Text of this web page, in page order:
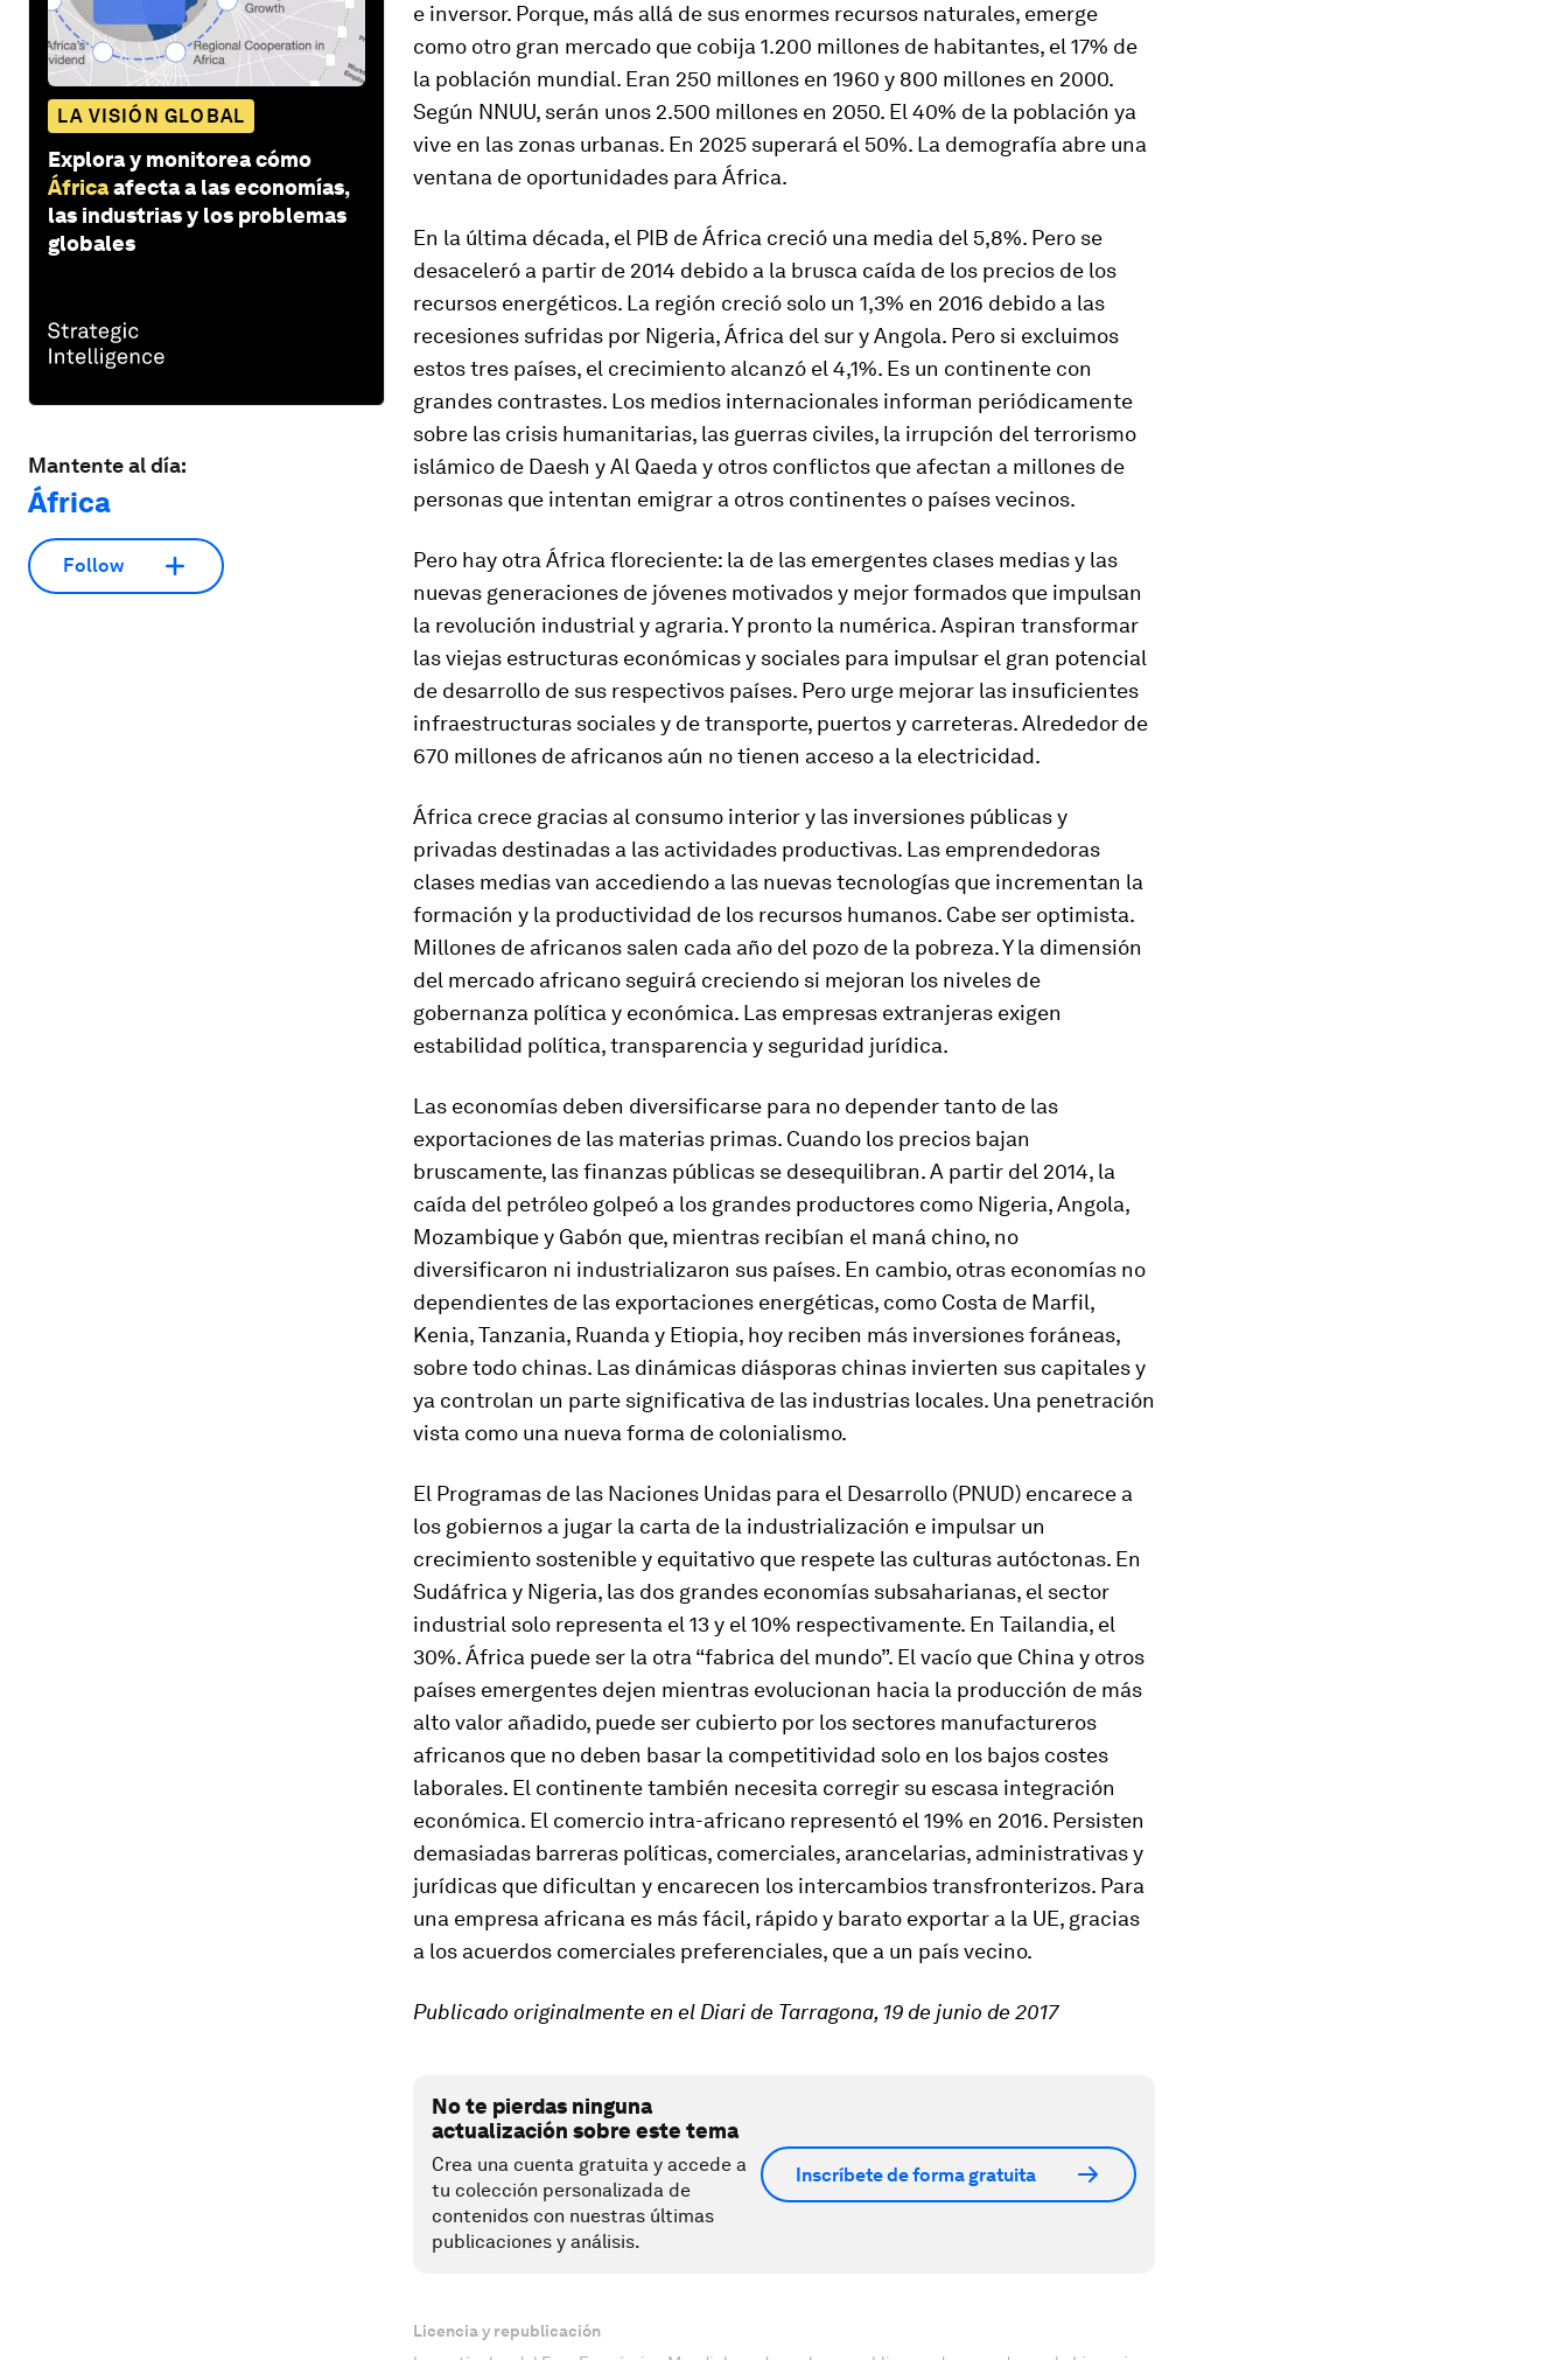
LA VISIÓN GLOBAL
Explora y monitorea cómo
Áfricaafecta a las economías,
las industrias y los problemas
globales
Mantente al día:
África
Follow
e inversor. Porque, más allá de sus enormes recursos naturales, emerge
como otro gran mercado que cobija 1.200 millones de habitantes, el 17% de
la población mundial. Eran 250 millones en 1960 y 800 millones en 2000.
Según NNUU, serán unos 2.500 millones en 2050. El 40% de la población ya
vive en las zonas urbanas. En 2025 superará el 50%. La demografía abre una
ventana de oportunidades para África.
En la última década, el PIB de África creció una media del 5,8%. Pero se
desaceleró a partir de 2014 debido a la brusca caída de los precios de los
recursos energéticos. La región creció solo un 1,3% en 2016 debido a las
recesiones sufridas por Nigeria, África del sur y Angola. Pero si excluimos
estos tres países, el crecimiento alcanzó el 4,1%. Es un continente con
grandes contrastes. Los medios internacionales informan periódicamente
sobre las crisis humanitarias, las guerras civiles, la irrupción del terrorismo
islámico de Daesh y Al Qaeda y otros conflictos que afectan a millones de
personas que intentan emigrar a otros continentes o países vecinos.
Pero hay otra África floreciente: la de las emergentes clases medias y las
nuevas generaciones de jóvenes motivados y mejor formados que impulsan
la revolución industrial y agraria. Y pronto la numérica. Aspiran transformar
las viejas estructuras económicas y sociales para impulsar el gran potencial
de desarrollo de sus respectivos países. Pero urge mejorar las insuficientes
infraestructuras sociales y de transporte, puertos y carreteras. Alrededor de
670 millones de africanos aún no tienen acceso a la electricidad.
África crece gracias al consumo interior y las inversiones públicas y
privadas destinadas a las actividades productivas. Las emprendedoras
clases medias van accediendo a las nuevas tecnologías que incrementan la
formación y la productividad de los recursos humanos. Cabe ser optimista.
Millones de africanos salen cada año del pozo de la pobreza. Y la dimensión
del mercado africano seguirá creciendo si mejoran los niveles de
gobernanza política y económica. Las empresas extranjeras exigen
estabilidad política, transparencia y seguridad jurídica.
Las economías deben diversificarse para no depender tanto de las
exportaciones de las materias primas. Cuando los precios bajan
bruscamente, las finanzas públicas se desequilibran. A partir del 2014, la
caída del petróleo golpeó a los grandes productores como Nigeria, Angola,
Mozambique y Gabón que, mientras recibían el maná chino, no
diversificaron ni industrializaron sus países. En cambio, otras economías no
dependientes de las exportaciones energéticas, como Costa de Marfil,
Kenia, Tanzania, Ruanda y Etiopia, hoy reciben más inversiones foráneas,
sobre todo chinas. Las dinámicas diásporas chinas invierten sus capitales y
ya controlan un parte significativa de las industrias locales. Una penetración
vista como una nueva forma de colonialismo.
El Programas de las Naciones Unidas para el Desarrollo (PNUD) encarece a
los gobiernos a jugar la carta de la industrialización e impulsar un
crecimiento sostenible y equitativo que respete las culturas autóctonas. En
Sudáfrica y Nigeria, las dos grandes economías subsaharianas, el sector
industrial solo representa el 13 y el 10% respectivamente. En Tailandia, el
30%. África puede ser la otra “fabrica del mundo”. El vacío que China y otros
países emergentes dejen mientras evolucionan hacia la producción de más
alto valor añadido, puede ser cubierto por los sectores manufactureros
africanos que no deben basar la competitividad solo en los bajos costes
laborales. El continente también necesita corregir su escasa integración
económica. El comercio intra-africano representó el 19% en 2016. Persisten
demasiadas barreras políticas, comerciales, arancelarias, administrativas y
jurídicas que dificultan y encarecen los intercambios transfronterizos. Para
una empresa africana es más fácil, rápido y barato exportar a la UE, gracias
a los acuerdos comerciales preferenciales, que a un país vecino.
Publicado originalmente en el Diari de Tarragona, 19 de junio de 2017
No te pierdas ninguna
actualización sobre este tema
Crea una cuenta gratuita y accede a
tu colección personalizada de
contenidos con nuestras últimas
publicaciones y análisis.
Inscríbete de forma gratuita
Licencia y republicación